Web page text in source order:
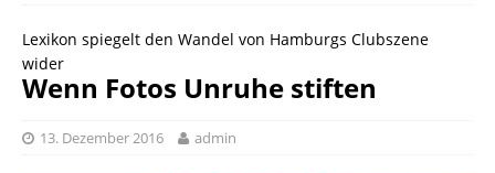
Lexikon spiegelt den Wandel von Hamburgs Clubszene
wider
Wenn Fotos Unruhe stiften
13. Dezember 2016 admin